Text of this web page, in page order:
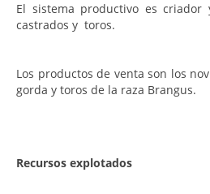
El sistema productivo es criador
castrados y toros.
Los productos de venta son los
gorda y toros de la raza Brangus.
Recursos explotados